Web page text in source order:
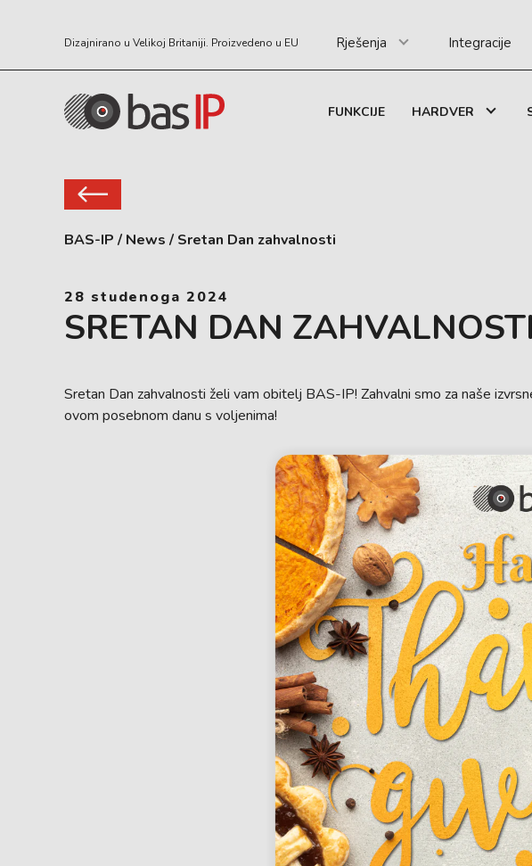
Dizajnirano u Velikoj Britaniji. Proizvedeno u EU Rješenja Integracije
FUNKCIJE HARDVER
BAS-IP / News / Sretan Dan zahvalnosti
28 studenoga 2024
SRETAN DAN ZAHVALNOSTI
Sretan Dan zahvalnosti želi vam obitelj BAS-IP! Zahvalni smo za naše
ovom posebnom danu s voljenima!